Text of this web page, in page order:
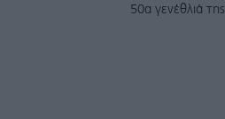
50α γενέθλιά της